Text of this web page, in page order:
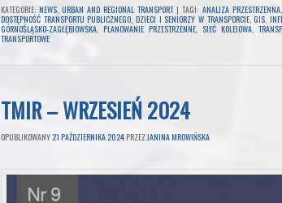
KATEGORIE: NEWS,URBAN AND REGIONAL TRANSPORT |TAGI: ANALIZA PRZESTRZENNA,
DOSTĘPNOŚĆ TRANSPORTU PUBLICZNEGO, DZIECI I SENIORZY W TRANSPORCIE,GIS,
GÓRNOŚLĄSKO-ZAGŁĘBIOWSKA, PLANOWANIE PRZESTRZENNE, SIEĆ KOLEJOWA,
TRANSPORTOWE
TMIR – WRZESIEŃ 2024
OPUBLIKOWANY 21 PAŹDZIERNIKA 2024PRZEZJANINA MROWIŃSKA